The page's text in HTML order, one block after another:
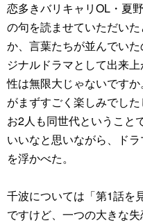
恋多きバリキャリOL・夏
の句を読ませていただい
か、言葉たちが並んでい
ジナルドラマとして出来
性は無限大じゃないです
がまずすごく楽しみでし
お2人も同世代ということ
いいなと思いながら、ド
を浮かべた。
千波については「第1話を
ですけど、一つの大きな